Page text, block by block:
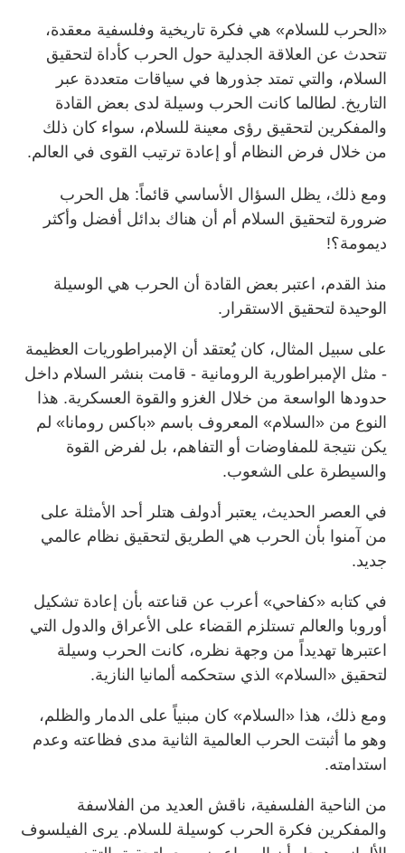
«الحرب للسلام» هي فكرة تاريخية وفلسفية معقدة،
تتحدث عن العلاقة الجدلية حول الحرب كأداة لتحقيق
السلام، والتي تمتد جذورها في سياقات متعددة عبر
التاريخ. لطالما كانت الحرب وسيلة لدى بعض القادة
والمفكرين لتحقيق رؤى معينة للسلام، سواء كان ذلك
من خلال فرض النظام أو إعادة ترتيب القوى في العالم.
ومع ذلك، يظل السؤال الأساسي قائماً: هل الحرب
ضرورة لتحقيق السلام أم أن هناك بدائل أفضل وأكثر
ديمومة؟!
منذ القدم، اعتبر بعض القادة أن الحرب هي الوسيلة
الوحيدة لتحقيق الاستقرار.
على سبيل المثال، كان يُعتقد أن الإمبراطوريات العظيمة
- مثل الإمبراطورية الرومانية - قامت بنشر السلام داخل
حدودها الواسعة من خلال الغزو والقوة العسكرية. هذا
النوع من «السلام» المعروف باسم «باكس رومانا» لم
يكن نتيجة للمفاوضات أو التفاهم، بل لفرض القوة
والسيطرة على الشعوب.
في العصر الحديث، يعتبر أدولف هتلر أحد الأمثلة على
من آمنوا بأن الحرب هي الطريق لتحقيق نظام عالمي
جديد.
في كتابه «كفاحي» أعرب عن قناعته بأن إعادة تشكيل
أوروبا والعالم تستلزم القضاء على الأعراق والدول التي
اعتبرها تهديداً من وجهة نظره، كانت الحرب وسيلة
لتحقيق «السلام» الذي ستحكمه ألمانيا النازية.
ومع ذلك، هذا «السلام» كان مبنياً على الدمار والظلم،
وهو ما أثبتت الحرب العالمية الثانية مدى فظاعته وعدم
استدامته.
من الناحية الفلسفية، ناقش العديد من الفلاسفة
والمفكرين فكرة الحرب كوسيلة للسلام. يرى الفيلسوف